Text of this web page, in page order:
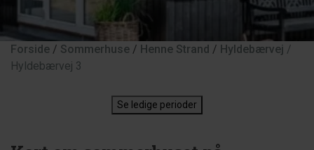
Forside / Sommerhuse / Henne Strand / Hyldebærvej /
Hyldebærvej 3
Se ledige perioder